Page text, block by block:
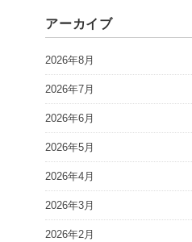
アーカイブ
2026年8月
2026年7月
2026年6月
2026年5月
2026年4月
2026年3月
2026年2月